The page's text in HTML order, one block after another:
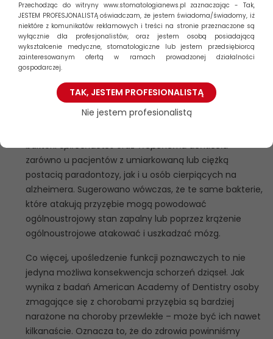
Przechodząc do witryny www.stomatologianews.pl zaznaczając - Tak,
JESTEM PROFESJONALISTĄ oświadczam, że jestem świadoma/świadomy, iż
niektóre z komunikatów reklamowych i treści na stronie przeznaczone są
wyłącznie dla profesjonalistów, oraz jestem osobą posiadającą
wykształcenie medyczne, stomatologiczne lub jestem przedsiębiorcą
zainteresowanym ofertą w ramach prowadzonej działalności
gospodarczej.
TAK, JESTEM PROFESIONALISTĄ
Nie jestem profesionalistą
wszystkich przypadków i ma w dużej mierze nieznane
mechanizmy rozwoju.
Alzheimera nie można wyleczyć, ale
paradontozę tak
Chorobę Alzheimera z przewlekłym zapaleniem
przyzębia naukowcy łączą od dawna. Przykładowo, w
bakteriiSpirochaetes orazTreponema denticola
zarówno u pacjentów z umiarkowaną lub ciężką
postacią paradontozy, jak i u osób cierpiących na
alzheimera. Sugerowano wówczas, że te same bakterie,
które atakują przyzębie mogą powodować
ogólnoustrojowy stan zapalny lub poprzez krążenie
ogólnoustrojowe atakować i uszkadzać mózg.
Co więcej, upośledzenie funkcji poznawczych to nie
jedyna możliwa konsekwencja schorzeń dziąseł. Jak
wynika z badań American Academy of Dentistry osoby
zmagające się z chorobami przyzębia są bardziej
narażone na choroby przewlekłe – może być ich nawet
kilkanaście. Oznacza to, że do zdrowia powinniśmy